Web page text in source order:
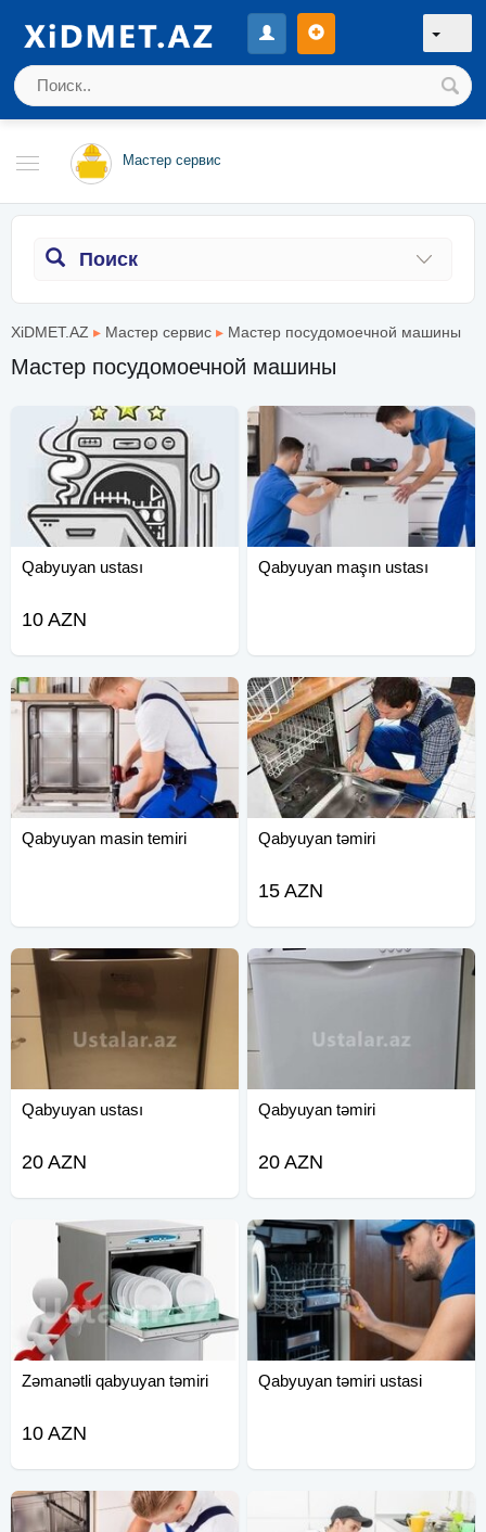
Мастер сервис
Поиск
XiDMET.AZ ▸ Мастер сервис ▸ Мастер посудомоечной машины
Мастер посудомоечной машины
Qabyuyan ustası
10 AZN
Qabyuyan maşın ustası
Qabyuyan masin temiri Qabyuyan təmiri
15 AZN
Qabyuyan ustası
20 AZN
Qabyuyan təmiri
20 AZN
Zəmanətli qabyuyan təmiri
10 AZN
Qabyuyan təmiri ustasi